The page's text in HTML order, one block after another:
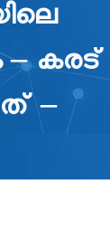
കരട്
–